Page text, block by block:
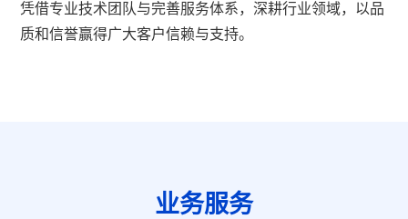
凭借专业技术团队与完善服务体系，深耕行业领域，以品
质和信誉赢得广大客户信赖与支持。
业务服务